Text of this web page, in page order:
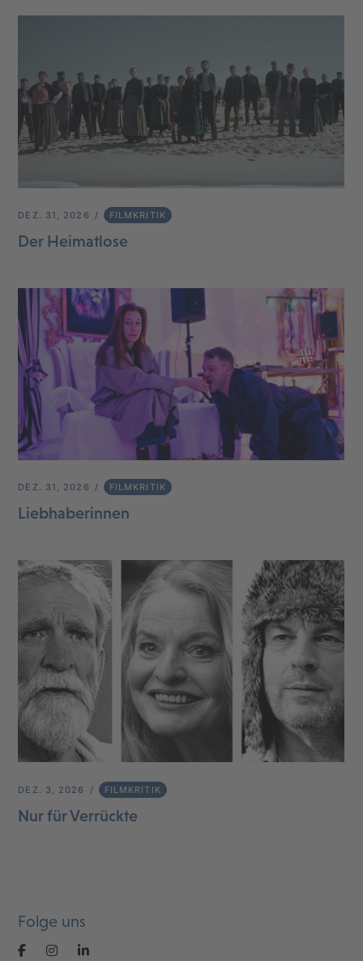
DEZ. 31, 2026 FILMKRITIK
Der Heimatlose
DEZ. 31, 2026 FILMKRITIK
Liebhaberinnen
DEZ. 3, 2026 FILMKRITIK
Nur für Verrückte
Folge uns